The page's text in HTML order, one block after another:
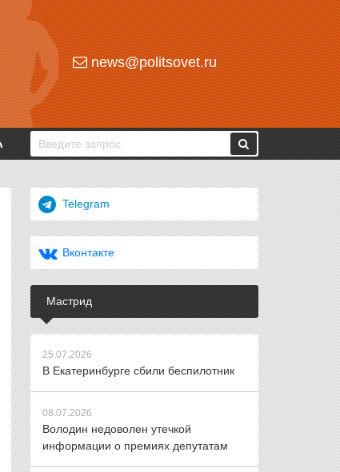
news@politsovet.ru
Telegram
Вконтакте
Мастрид
25.07.2026
В Екатеринбурге сбили беспилотник
08.07.2026
Володин недоволен утечкой
информации о премиях депутатам